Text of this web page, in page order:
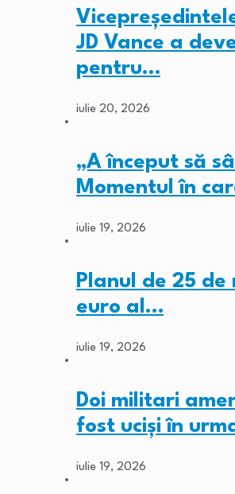
JD Vance a
pentru…
iulie 20, 2026
„A început să
Momentul în
iulie 19, 2026
Planul de 25
euro al…
iulie 19, 2026
Doi militari
fost ucişi în
iulie 19, 2026